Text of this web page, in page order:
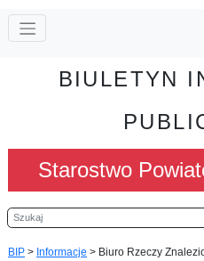
BIULETYN
Starostwo
Szukaj
BIP > Informacje > Biuro Rzeczy